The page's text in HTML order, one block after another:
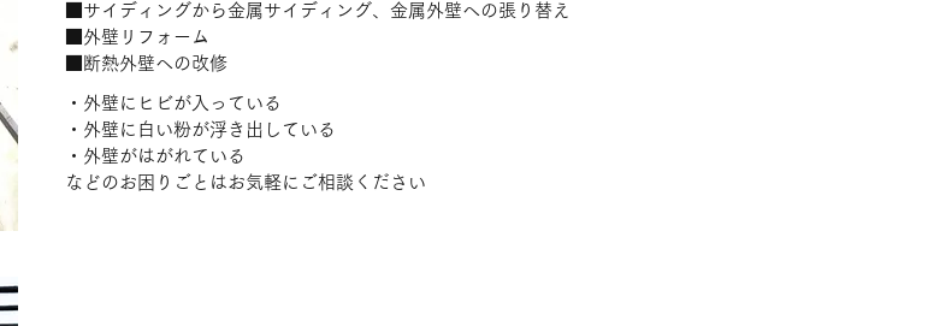
■サイディングから金属サイディング、金属外壁への張り替え
■外壁リフォーム
■断熱外壁への改修
・外壁にヒビが入っている
・外壁に白い粉が浮き出している
・外壁がはがれている
などのお困りごとはお気軽にご相談ください